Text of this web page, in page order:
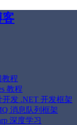
客
教程
教程
开发 .NET 开发框架
消息队列框架
深度学习